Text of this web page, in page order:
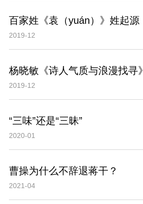
百家姓《袁（yuán）》姓起源
2019-12
杨晓敏《诗人气质与浪漫找寻》
2019-12
“三味”还是“三昧”
2020-01
曹操为什么不辞退蒋干？
2021-04